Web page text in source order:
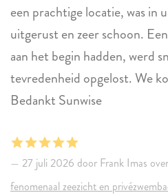
een prachtige locatie, was in
uitgerust en zeer schoon.
aan het begin hadden, werd
tevredenheid opgelost. We
Bedankt Sunwise
27 juli 2026 door Frank Imas over
fenomenaal zeezicht en